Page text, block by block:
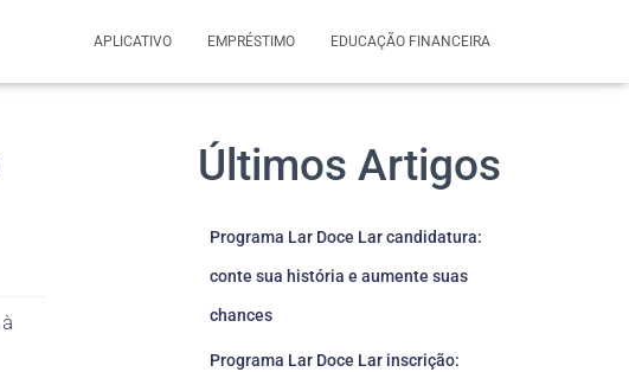
APLICATIVO EMPRÉSTIMO EDUCAÇÃO FINANCEIRA
Últimos Artigos
Programa Lar Doce Lar candidatura:
conte sua história e aumente suas
chances
Programa Lar Doce Lar inscrição: